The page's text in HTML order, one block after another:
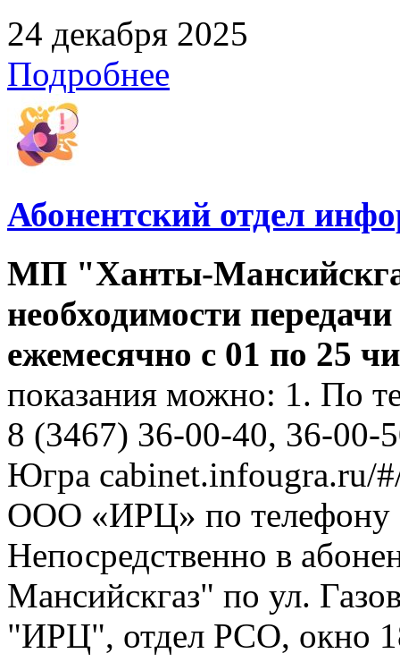
24 декабря 2025
Подробнее
Абонентский отдел
МП "Ханты-
необходимости
ежемесячно с 01 по 25
показания можно: 1. По
8 (3467) 36-00-40, 36-00-
Югра cabinet.infougra.ru/
ООО «ИРЦ» по телефону
Непосредственно в
Мансийскгаз" по ул.
"ИРЦ", отдел РСО, окно